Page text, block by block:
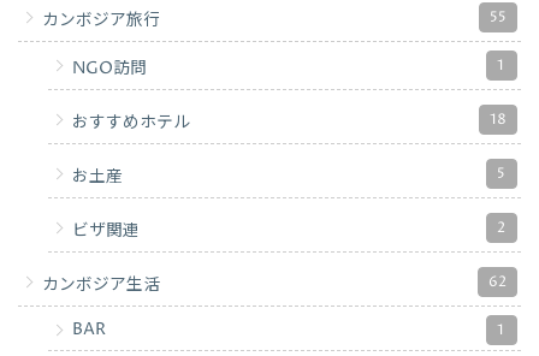
カンボジア旅行 55
NGO訪問 1
おすすめホテル 18
お土産 5
ビザ関連 2
カンボジア生活 62
BAR 1